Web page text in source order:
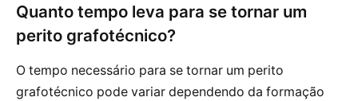
Quanto tempo leva para se tornar um
perito grafotécnico?
O tempo necessário para se tornar um perito
grafotécnico pode variar dependendo da formação